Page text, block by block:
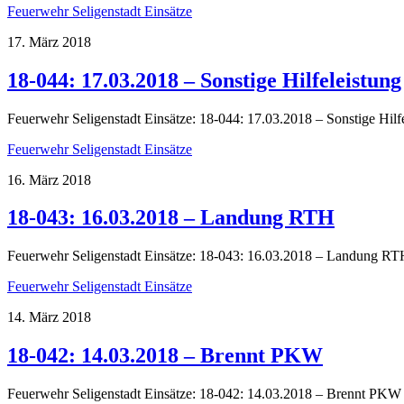
Feuerwehr Seligenstadt Einsätze
17. März 2018
18-044: 17.03.2018 – Sonstige Hilfeleistung
Feuerwehr Seligenstadt Einsätze: 18-044: 17.03.2018 – Sonstige
Feuerwehr Seligenstadt Einsätze
16. März 2018
18-043: 16.03.2018 – Landung RTH
Feuerwehr Seligenstadt Einsätze: 18-043: 16.03.2018 – Landung
Feuerwehr Seligenstadt Einsätze
14. März 2018
18-042: 14.03.2018 – Brennt PKW
Feuerwehr Seligenstadt Einsätze: 18-042: 14.03.2018 – Brennt PKW